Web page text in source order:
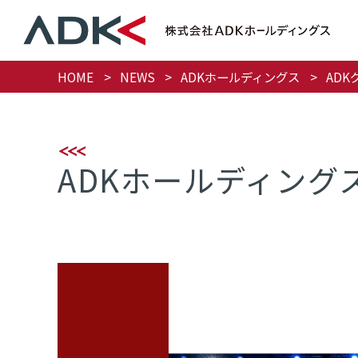
HOME NEWS ADKホールディングス ADK
ADKホールディング